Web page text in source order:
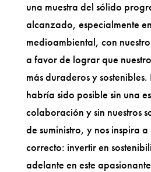
una muestra del sólido
alcanzado, especialmente
medioambiental, con
a favor de lograr que
más duraderos y sostenibles.
habría sido posible sin una
colaboración y sin nuestros
de suministro, y nos inspira
correcto: invertir en
adelante en este